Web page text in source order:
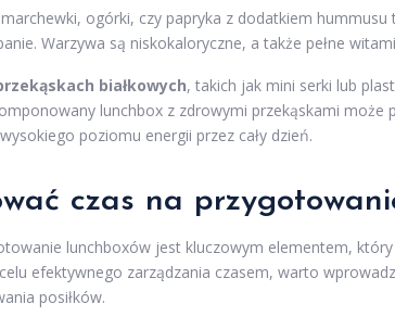
ogórki, czy papryka z dodatkiem
Warzywa są niskokaloryczne, a także pełne
białkowych, takich jak mini serki lub
lunchbox z zdrowymi przekąskami może
poziomu energii przez cały dzień.
czas na
lunchboxów jest kluczowym elementem,
efektywnego zarządzania czasem, warto
posiłków.